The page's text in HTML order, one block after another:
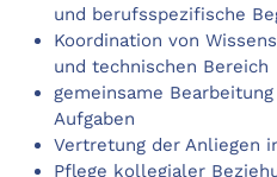
und berufsspezifische
Koordination von
und technischen Bereich
gemeinsame
Aufgaben
Vertretung der Anliegen
Pflege kollegialer